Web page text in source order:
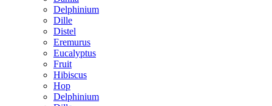
Delphinium
Dille
Distel
Eremurus
Eucalyptus
Fruit
Hibiscus
Hop
Delphinium